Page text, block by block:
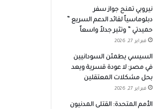
نيروبي تمنح جواز سفر
دبلوماسياً لقائد الدعم السريع ”
حميدتي ” وتثير جدلاً واسعاً
فبراير 27, 2026
السيسي يطمئن السودانيين
في مصر: لا عودة قسرية ويعد
بحل مشكلات المعتقلين
فبراير 27, 2026
الأمم المتحدة: القتلى المدنيون